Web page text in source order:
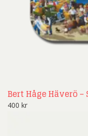
Bert Håge Häverö
400 kr